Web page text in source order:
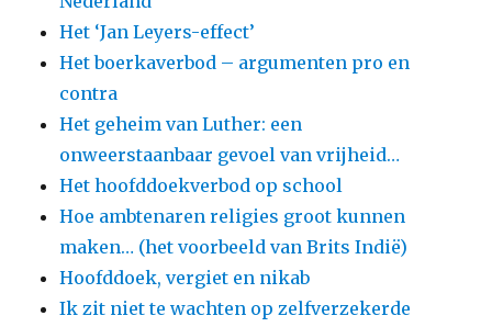
Het ‘Jan Leyers-effect’
Het boerkaverbod – argumenten pro en
contra
Het geheim van Luther: een
onweerstaanbaar gevoel van vrijheid…
Het hoofddoekverbod op school
Hoe ambtenaren religies groot kunnen
maken… (het voorbeeld van Brits Indië)
Hoofddoek, vergiet en nikab
Ik zit niet te wachten op zelfverzekerde